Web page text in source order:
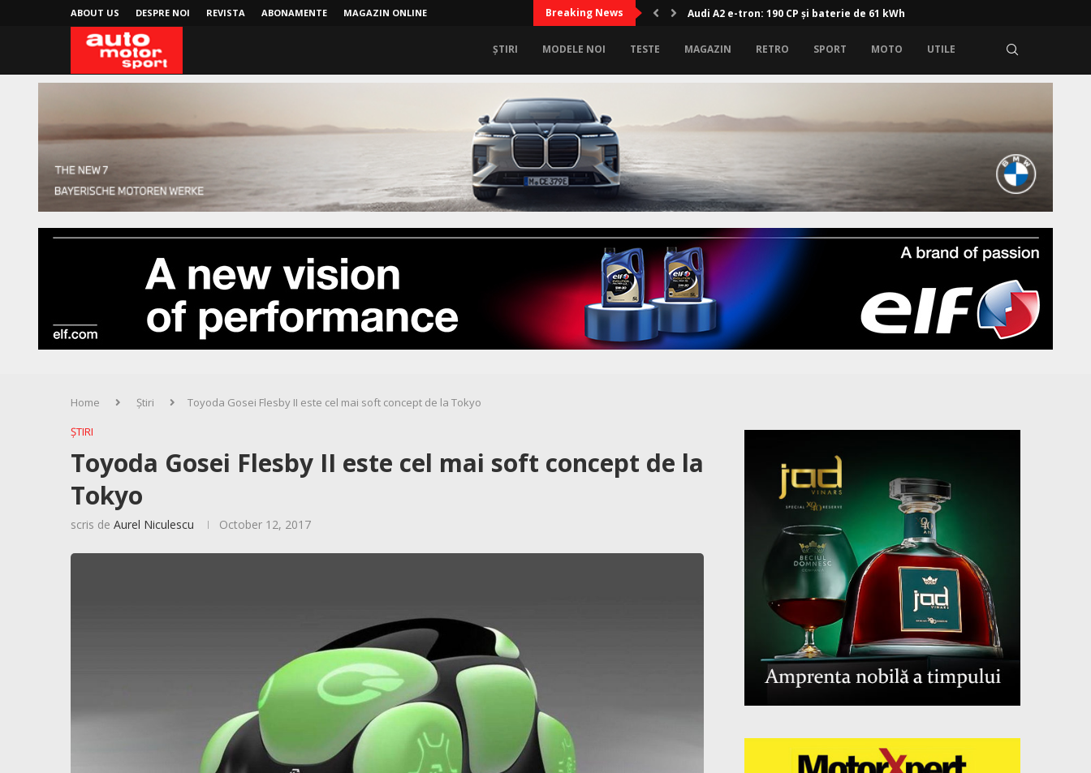
ABOUT US DESPRE NOI REVISTA ABONAMENTE MAGAZIN ONLINE Breaking News Cum îți pregătești mașina pentru un drum lung: curățenie, confort...
ȘTIRI MODELE NOI TESTE MAGAZIN RETRO SPORT MOTO UTILE
Home Știri
Toyoda Gosei Flesby II este cel mai soft concept de la Tokyo
ȘTIRI
Toyoda Gosei Flesby II este cel mai soft concept de la
Tokyo
scris de Aurel Niculescu October 12, 2017